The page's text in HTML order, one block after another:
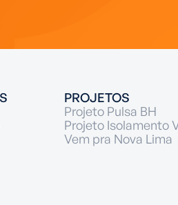
PROJETOS
Projeto Pulsa BH
Projeto Isolamento
Vem pra Nova Lima